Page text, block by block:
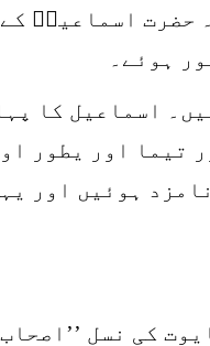
حضرت اسماعیلؑ
ہوئے۔
اسماعیل کا
تیما اور یطور
ہوئیں اور
کی نسل ’’اصحاب